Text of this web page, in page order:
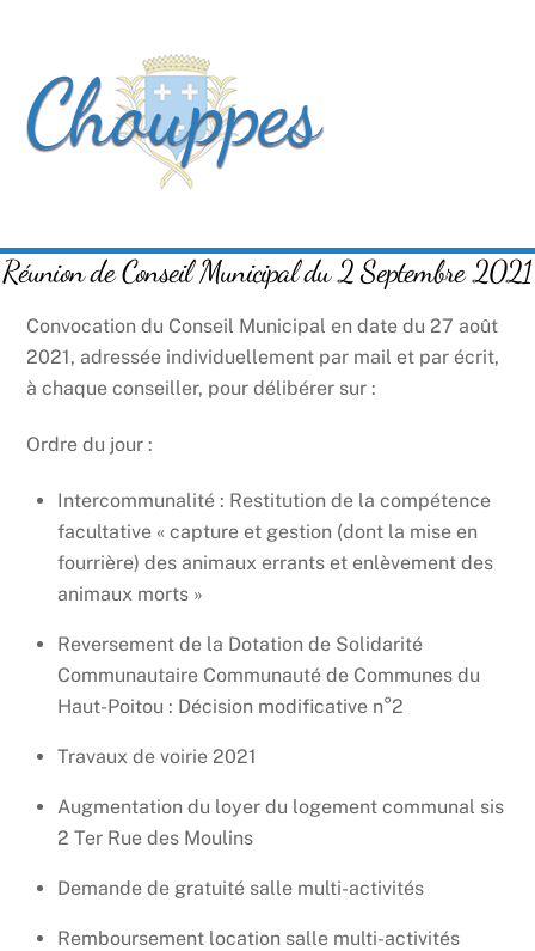
content
Réunion de Conseil Municipal du 2 Septembre 2021
Convocation du Conseil Municipal en date du 27 août
2021, adressée individuellement par mail et par écrit,
à chaque conseiller, pour délibérer sur :
Ordre du jour :
Intercommunalité : Restitution de la compétence
facultative « capture et gestion (dont la mise en
fourrière) des animaux errants et enlèvement des
animaux morts »
Reversement de la Dotation de Solidarité
Communautaire Communauté de Communes du
Haut-Poitou : Décision modificative n°2
Travaux de voirie 2021
Augmentation du loyer du logement communal sis
2 Ter Rue des Moulins
Demande de gratuité salle multi-activités
Remboursement location salle multi-activités